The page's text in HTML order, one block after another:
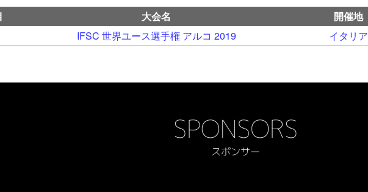
大会名 開催地
IFSC 世界ユース選手権 アルコ 2019 イタリア